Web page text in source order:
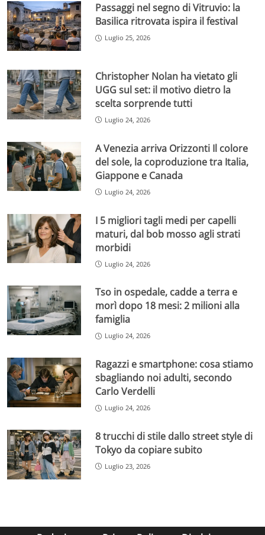
Passaggi nel segno di Vitruvio: la
Basilica ritrovata ispira il festival
Luglio 25, 2026
Christopher Nolan ha vietato gli
UGG sul set: il motivo dietro la
scelta sorprende tutti
Luglio 24, 2026
A Venezia arriva Orizzonti Il colore
del sole, la coproduzione tra Italia,
Giappone e Canada
Luglio 24, 2026
I 5 migliori tagli medi per capelli
maturi, dal bob mosso agli strati
morbidi
Luglio 24, 2026
Tso in ospedale, cadde a terra e
morì dopo 18 mesi: 2 milioni alla
famiglia
Luglio 24, 2026
Ragazzi e smartphone: cosa stiamo
sbagliando noi adulti, secondo
Carlo Verdelli
Luglio 24, 2026
8 trucchi di stile dallo street style di
Tokyo da copiare subito
Luglio 23, 2026